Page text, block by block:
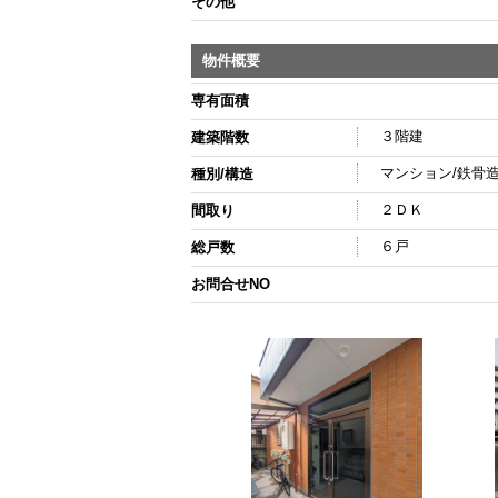
物件概要
専有面積
建築階数 ３階建
種別/構造 マンション/鉄骨
間取り ２ＤＫ
総戸数 ６戸
お問合せNO